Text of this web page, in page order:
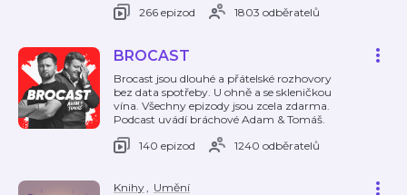
266 epizod
1803 odběratelů
BROCAST
Brocast jsou dlouhé a přátelské rozhovory
bez data spotřeby. U ohně a se skleničkou
vína. Všechny epizody jsou zcela zdarma.
Podcast uvádí bráchové Adam & Tomáš.
140 epizod
1240 odběratelů
Knihy, Umění